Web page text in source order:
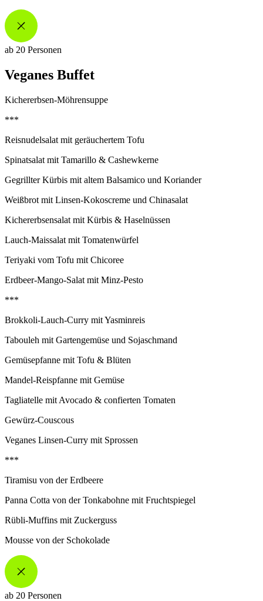
ab 20 Personen
Veganes Buffet
Kichererbsen-Möhrensuppe
***
Reisnudelsalat mit geräuchertem Tofu
Spinatsalat mit Tamarillo & Cashewkerne
Gegrillter Kürbis mit altem Balsamico und Koriander
Weißbrot mit Linsen-Kokoscreme und Chinasalat
Kichererbsensalat mit Kürbis & Haselnüssen
Lauch-Maissalat mit Tomatenwürfel
Teriyaki vom Tofu mit Chicoree
Erdbeer-Mango-Salat mit Minz-Pesto
***
Brokkoli-Lauch-Curry mit Yasminreis
Tabouleh mit Gartengemüse und Sojaschmand
Gemüsepfanne mit Tofu & Blüten
Mandel-Reispfanne mit Gemüse
Tagliatelle mit Avocado & confierten Tomaten
Gewürz-Couscous
Veganes Linsen-Curry mit Sprossen
***
Tiramisu von der Erdbeere
Panna Cotta von der Tonkabohne mit Fruchtspiegel
Rübli-Muffins mit Zuckerguss
Mousse von der Schokolade
ab 20 Personen